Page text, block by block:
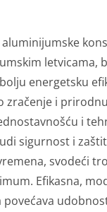
letvicama,
energetsku
zračenje i
i
sigurnost i
svodeći
Efikasna,